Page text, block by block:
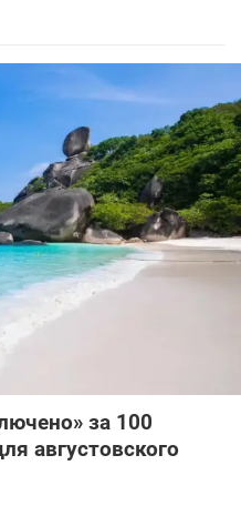
за 100
августовского